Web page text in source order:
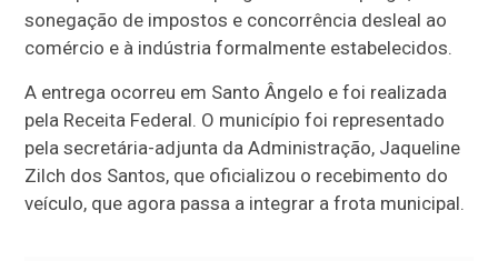
sonegação de impostos e concorrência desleal ao
comércio e à indústria formalmente estabelecidos.
A entrega ocorreu em Santo Ângelo e foi realizada
pela Receita Federal. O município foi representado
pela secretária-adjunta da Administração, Jaqueline
Zilch dos Santos, que oficializou o recebimento do
veículo, que agora passa a integrar a frota municipal.